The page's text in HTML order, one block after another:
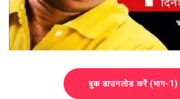
बुक डाउनलोड करें (भाग-1)